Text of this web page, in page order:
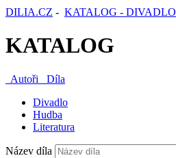
DILIA.CZ - KATALOG - DIVADLO
KATALOG
Autoři
Díla
Divadlo
Hudba
Literatura
Název díla